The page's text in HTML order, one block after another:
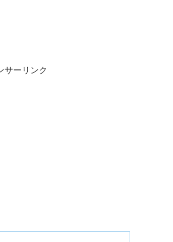
サーリンク